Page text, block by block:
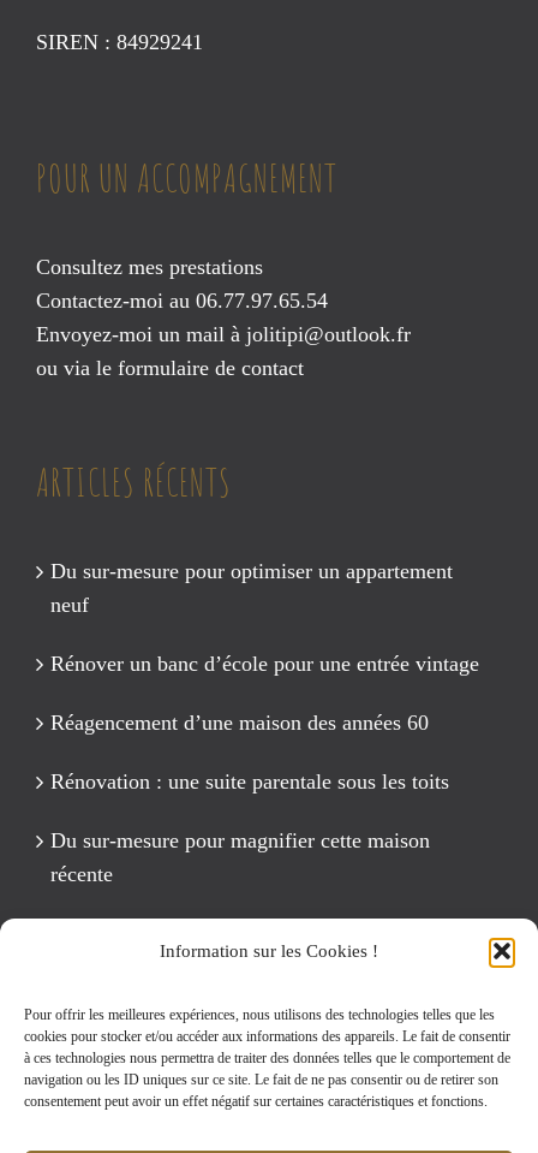
Information sur les Cookies !
Pour offrir les meilleures expériences, nous utilisons des technologies telles que les
cookies pour stocker et/ou accéder aux informations des appareils. Le fait de consentir
à ces technologies nous permettra de traiter des données telles que le comportement de
navigation ou les ID uniques sur ce site. Le fait de ne pas consentir ou de retirer son
consentement peut avoir un effet négatif sur certaines caractéristiques et fonctions.
SIREN : 84929241
POUR UN ACCOMPAGNEMENT
Consultez mes prestations
Contactez-moi au 06.77.97.65.54
Envoyez-moi un mail à jolitipi@outlook.fr
ou via le formulaire de contact
ARTICLES RÉCENTS
Du sur-mesure pour optimiser un appartement
neuf
Rénover un banc d’école pour une entrée vintage
Réagencement d’une maison des années 60
Rénovation : une suite parentale sous les toits
Du sur-mesure pour magnifier cette maison
récente
Rechercher: